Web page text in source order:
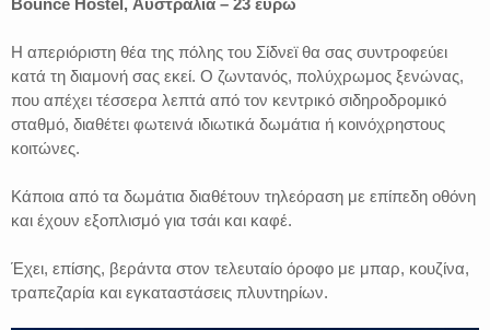
Bounce Hostel, Αυστραλία – 23 ευρώ
Η απεριόριστη θέα της πόλης του Σίδνεϊ θα σας συντροφεύει
κατά τη διαμονή σας εκεί. Ο ζωντανός, πολύχρωμος ξενώνας,
που απέχει τέσσερα λεπτά από τον κεντρικό σιδηροδρομικό
σταθμό, διαθέτει φωτεινά ιδιωτικά δωμάτια ή κοινόχρηστους
κοιτώνες.
Κάποια από τα δωμάτια διαθέτουν τηλεόραση με επίπεδη οθόνη
και έχουν εξοπλισμό για τσάι και καφέ.
Έχει, επίσης, βεράντα στον τελευταίο όροφο με μπαρ, κουζίνα,
τραπεζαρία και εγκαταστάσεις πλυντηρίων.